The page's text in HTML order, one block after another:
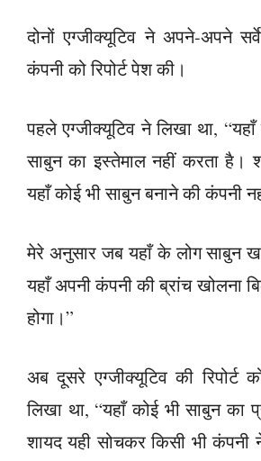
दोनों एग्जीक्यूटिव ने अपने-अपने
कंपनी को रिपोर्ट पेश की।
पहले एग्जीक्यूटिव ने लिखा था, “यहाँ
साबुन का इस्तेमाल नहीं करता है।
यहाँ कोई भी साबुन बनाने की कंपनी
मेरे अनुसार जब यहाँ के लोग साबुन
यहाँ अपनी कंपनी की ब्रांच खोलना
होगा।”
अब दूसरे एग्जीक्यूटिव की रिपोर्ट
लिखा था, “यहाँ कोई भी साबुन का
शायद यही सोचकर किसी भी कंपनी